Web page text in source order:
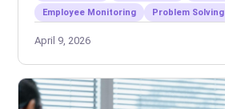
Employee Monitoring
Problem Solving
April 9, 2026